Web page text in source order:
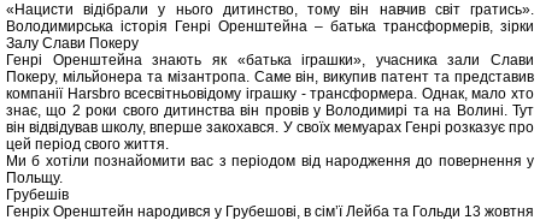
«Нацисти відібрали у нього дитинство, тому він навчив світ гратись».
Володимирська історія Генрі Оренштейна – батька трансформерів, зірки
Залу Слави Покеру
Генрі Оренштейна знають як «батька іграшки», учасника зали Слави
Покеру, мільйонера та мізантропа. Саме він, викупив патент та представив
компанії Harsbro всесвітньовідому іграшку - трансформера. Однак, мало хто
знає, що 2 роки свого дитинства він провів у Володимирі та на Волині. Тут
він відвідував школу, вперше закохався. У своїх мемуарах Генрі розказує про
цей період свого життя.
Ми б хотіли познайомити вас з періодом від народження до повернення у
Польщу.
Грубешів
Генріх Оренштейн народився у Грубешові, в сім’ї Лейба та Гольди 13 жовтня